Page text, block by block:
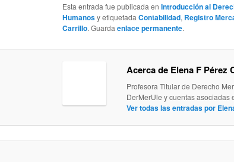
Esta entrada fue publicada en Introducción al
Humanosy etiquetada Contabilidad, Registro
Carrillo. Guarda enlace permanente.
Acerca de Elena F Pérez
Profesora Titular de Derecho
DerMerUle y cuentas asociadas
Ver todas las entradas por